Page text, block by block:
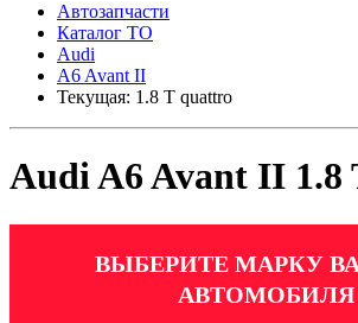
Автозапчасти
Каталог ТО
Audi
A6 Avant II
Текущая: 1.8 T quattro
Audi A6 Avant II 1.8
ВЫБЕРИТЕ МАРКУ
АВТОМОБИЛЯ